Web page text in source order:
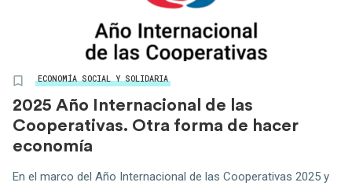
ECONOMÍA SOCIAL Y SOLIDARIA
2025 Año Internacional de las
Cooperativas. Otra forma de hacer
economía
En el marco del Año Internacional de las Cooperativas 2025 y